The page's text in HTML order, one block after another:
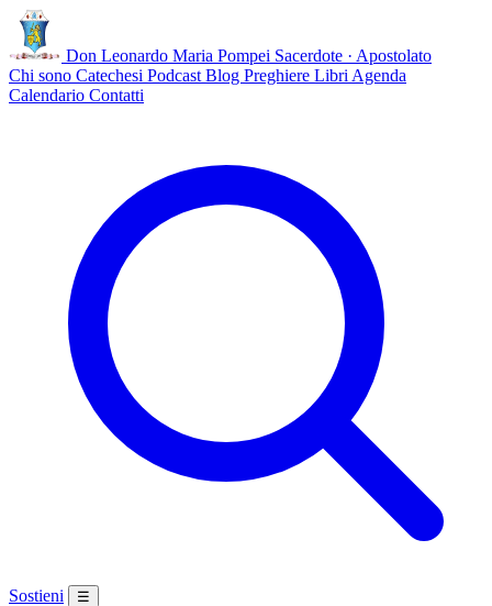
Don Leonardo Maria Pompei Sacerdote · Apostolato
Chi sono Catechesi Podcast Blog Preghiere Libri Agenda
Calendario Contatti
Sostieni ☰